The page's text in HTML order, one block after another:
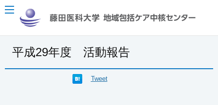
平成29年度 活動報告
Tweet